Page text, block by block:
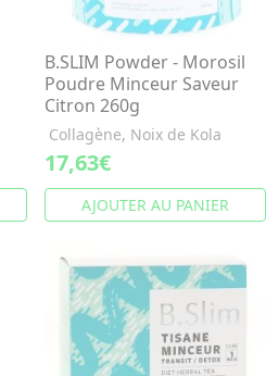
B.SLIM Powder - Morosil
Poudre Minceur Saveur
Citron 260g
Collagène, Noix de Kola
17,63€
AJOUTER AU PANIER